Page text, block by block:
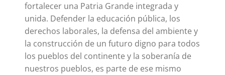
fortalecer una Patria Grande integrada y
unida. Defender la educación pública, los
derechos laborales, la defensa del ambiente y
la construcción de un futuro digno para todos
los pueblos del continente y la soberanía de
nuestros pueblos, es parte de ese mismo